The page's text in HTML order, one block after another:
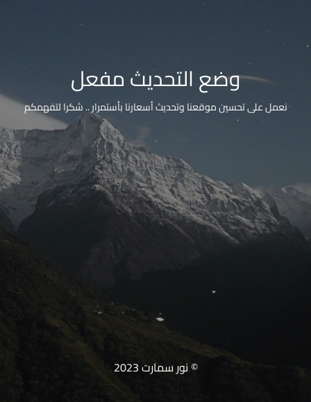
وضع التحديث مفعل
نعمل على تحسين موقعنا وتحديث أسعارنا بأستمرار .. شكرا لتفهمكم
© نور سمارت 2023